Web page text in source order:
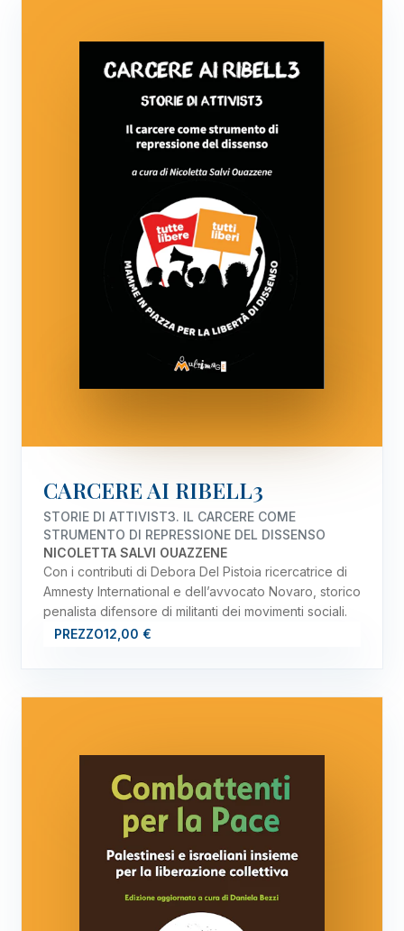
CARCERE AI RIBELL3
STORIE DI ATTIVIST3. IL CARCERE COME
STRUMENTO DI REPRESSIONE DEL DISSENSO
NICOLETTA SALVI OUAZZENE
Con i contributi di Debora Del Pistoia ricercatrice di
Amnesty International e dell’avvocato Novaro, storico
penalista difensore di militanti dei movimenti sociali.
PREZZO12,00 €